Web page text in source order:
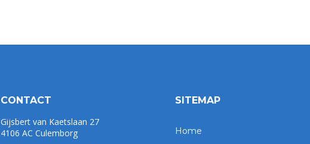
CONTACT
Gijsbert van Kaetslaan 27
4106 AC Culemborg
SITEMAP
Home